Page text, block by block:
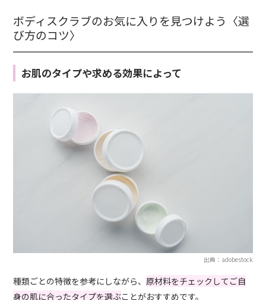
ボディスクラブのお気に入りを見つけよう〈選
び方のコツ〉
お肌のタイプや求める効果によって
出典：adobestock
種類ごとの特徴を参考にしながら、原材料をチェックしてご自
身の肌に合ったタイプを選ぶことがおすすめです。